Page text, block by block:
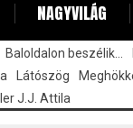
NAGYVILÁG
Baloldalon beszélik...
Látószög
J.J. Attila